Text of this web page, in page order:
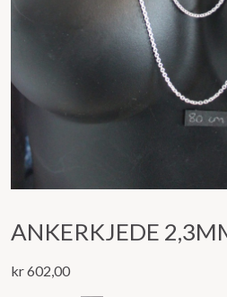
ANKERKJEDE
kr602,00